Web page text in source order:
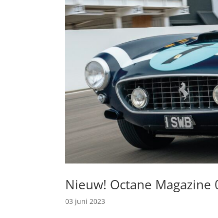
Nieuw! Octane Magazine
03 juni 2023